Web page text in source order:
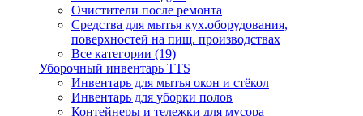
Очистители после ремонта
Средства для мытья кух.оборудования,
поверхностей на пищ. производствах
Все категории (19)
Уборочный инвентарь TTS
Инвентарь для мытья окон и стёкол
Инвентарь для уборки полов
Контейнеры и тележки для мусора